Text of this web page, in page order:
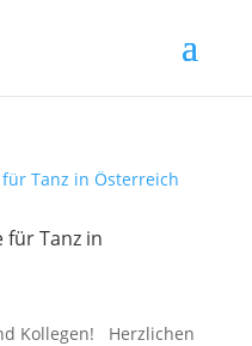
für Tanz in
Kollegen! Herzlichen